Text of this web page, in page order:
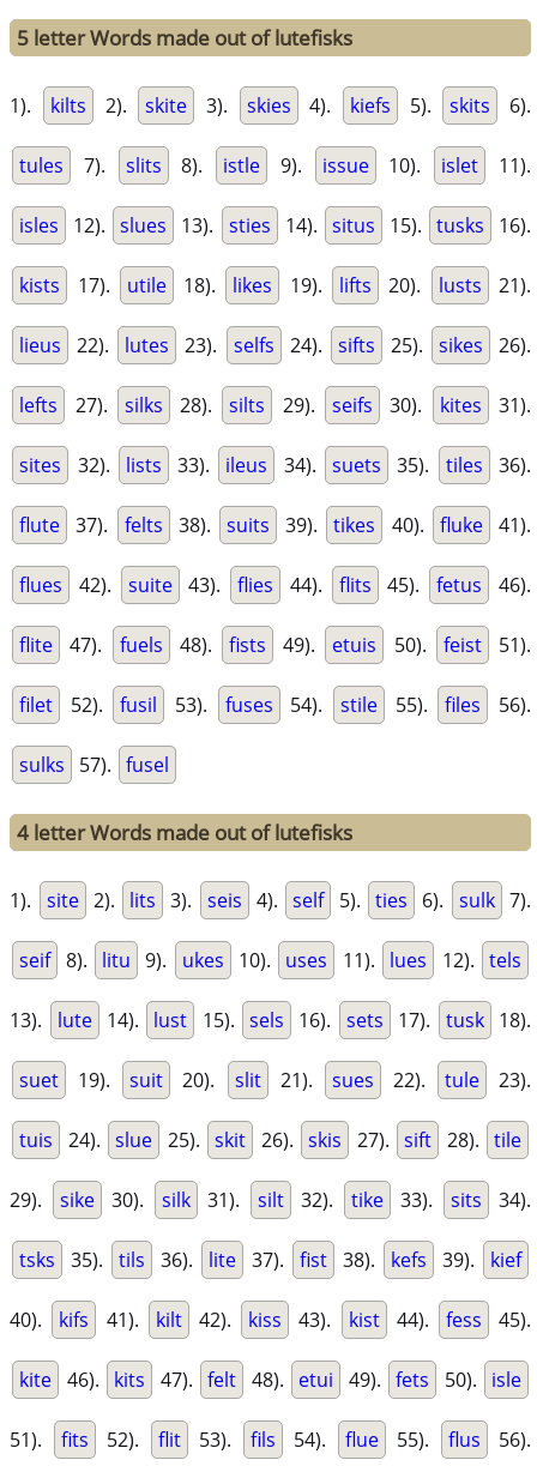
5 letter Words made out of lutefisks
1). kilts 2). skite 3). skies 4). kiefs 5). skits 6).
tules 7). slits 8). istle 9). issue 10). islet 11).
isles 12). slues 13). sties 14). situs 15). tusks 16).
kists 17). utile 18). likes 19). lifts 20). lusts 21).
lieus 22). lutes 23). selfs 24). sifts 25). sikes 26).
lefts 27). silks 28). silts 29). seifs 30). kites 31).
sites 32). lists 33). ileus 34). suets 35). tiles 36).
flute 37). felts 38). suits 39). tikes 40). fluke 41).
flues 42). suite 43). flies 44). flits 45). fetus 46).
flite 47). fuels 48). fists 49). etuis 50). feist 51).
filet 52). fusil 53). fuses 54). stile 55). files 56).
sulks 57). fusel
4 letter Words made out of lutefisks
1). site 2). lits 3). seis 4). self 5). ties 6). sulk 7).
seif 8). litu 9). ukes 10). uses 11). lues 12). tels
13). lute 14). lust 15). sels 16). sets 17). tusk 18).
suet 19). suit 20). slit 21). sues 22). tule 23).
tuis 24). slue 25). skit 26). skis 27). sift 28). tile
29). sike 30). silk 31). silt 32). tike 33). sits 34).
tsks 35). tils 36). lite 37). fist 38). kefs 39). kief
40). kifs 41). kilt 42). kiss 43). kist 44). fess 45).
kite 46). kits 47). felt 48). etui 49). fets 50). isle
51). fits 52). flit 53). fils 54). flue 55). flus 56).